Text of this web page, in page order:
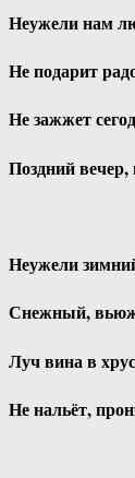
Неужели нам
Не подарит
Не зажжет
Поздний вечер,
Неужели
Снежный,
Луч вина в
Не нальёт,